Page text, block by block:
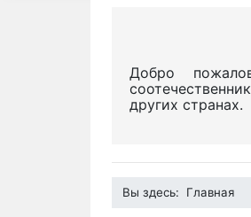
Добро
других странах.
Вы здесь: Главная